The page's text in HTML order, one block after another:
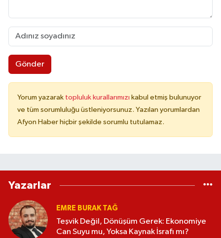
Gönder
Yorum yazarak topluluk kurallarımızı kabul etmiş bulunuyor
ve tüm sorumluluğu üstleniyorsunuz. Yazılan yorumlardan
Afyon Haber hiçbir şekilde sorumlu tutulamaz.
Yazarlar
EMRE BURAK TAĞ
Teşvik Değil, Dönüşüm Gerek: Ekonomiye
Can Suyu mu, Yoksa Kaynak İsrafı mı?